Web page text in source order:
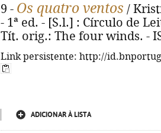
9 - Os quatro ventos /
- 1ª ed. - [S.l.] : Círculo de
Tít. orig.: The four winds. -
Link persistente: http://
ADICIONAR À LISTA